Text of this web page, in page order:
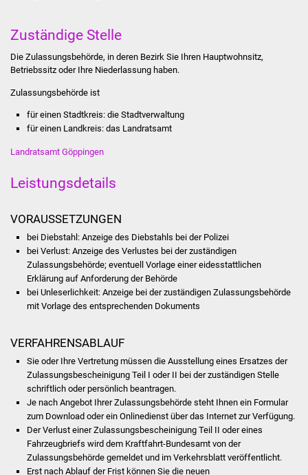
Ortsrecht
Wahlen
Partnerstädte
Projekte
Schulentwicklung Bizet
Sanierung Bizethalle
Ortsentwicklung
Presse
Bürger & Service
Zuständige Stelle
Die Zulassungsbehörde, in deren Bezirk Sie Ihren Hauptwohnsitz,
Betriebssitz oder Ihre Niederlassung haben.
Zulassungsbehörde ist
für einen Stadtkreis: die Stadtverwaltung
für einen Landkreis: das Landratsamt
Landratsamt Göppingen
Leistungsdetails
VORAUSSETZUNGEN
bei Diebstahl: Anzeige des Diebstahls bei der Polizei
bei Verlust: Anzeige des Verlustes bei der zuständigen
Zulassungsbehörde; eventuell Vorlage einer eidesstattlichen
Erklärung auf Anforderung der Behörde
bei Unleserlichkeit: Anzeige bei der zuständigen Zulassungsbehörde
mit Vorlage des entsprechenden Dokuments
VERFAHRENSABLAUF
Sie oder Ihre Vertretung müssen die Ausstellung eines Ersatzes der
Zulassungsbescheinigung Teil I oder II bei der zuständigen Stelle
schriftlich oder persönlich beantragen.
Je nach Angebot Ihrer Zulassungsbehörde steht Ihnen ein Formular
zum Download oder ein Onlinedienst über das Internet zur Verfügung.
Der Verlust einer Zulassungsbescheinigung Teil II oder eines
Fahrzeugbriefs wird dem Kraftfahrt-Bundesamt von der
Zulassungsbehörde gemeldet und im Verkehrsblatt veröffentlicht.
Erst nach Ablauf der Frist können Sie die neuen